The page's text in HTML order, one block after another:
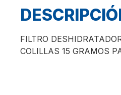
FILTRO
COLILLAS 15 GRAMOS